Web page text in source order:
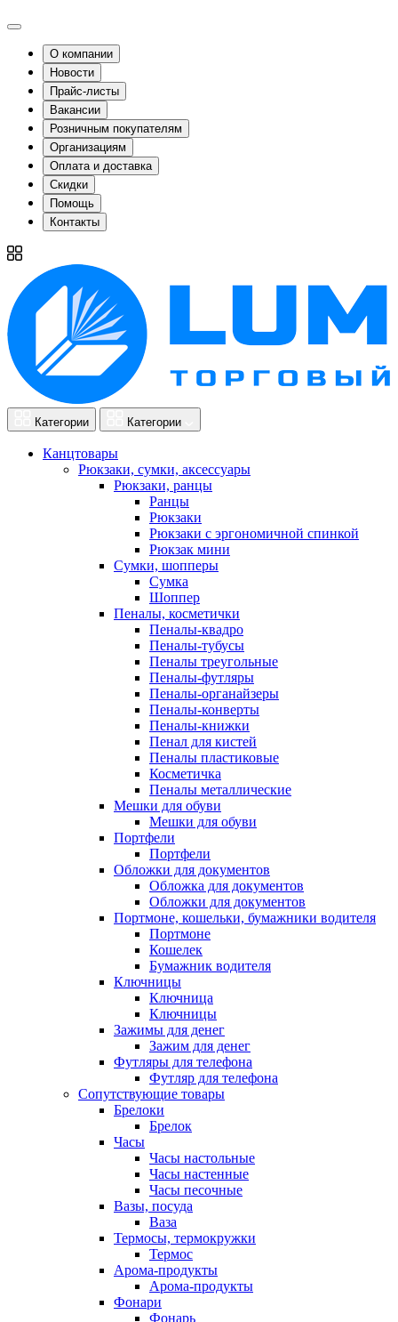
О компании
Новости
Прайс-листы
Вакансии
Розничным покупателям
Организациям
Оплата и доставка
Скидки
Помощь
Контакты
Категории Категории
Канцтовары
Рюкзаки, сумки, аксессуары
Рюкзаки, ранцы
Ранцы
Рюкзаки
Рюкзаки с эргономичной спинкой
Рюкзак мини
Сумки, шопперы
Сумка
Шоппер
Пеналы, косметички
Пеналы-квадро
Пеналы-тубусы
Пеналы треугольные
Пеналы-футляры
Пеналы-органайзеры
Пеналы-конверты
Пеналы-книжки
Пенал для кистей
Пеналы пластиковые
Косметичка
Пеналы металлические
Мешки для обуви
Мешки для обуви
Портфели
Портфели
Обложки для документов
Обложка для документов
Обложки для документов
Портмоне, кошельки, бумажники водителя
Портмоне
Кошелек
Бумажник водителя
Ключницы
Ключница
Ключницы
Зажимы для денег
Зажим для денег
Футляры для телефона
Футляр для телефона
Сопутствующие товары
Брелоки
Брелок
Часы
Часы настольные
Часы настенные
Часы песочные
Вазы, посуда
Ваза
Термосы, термокружки
Термос
Арома-продукты
Арома-продукты
Фонари
Фонарь